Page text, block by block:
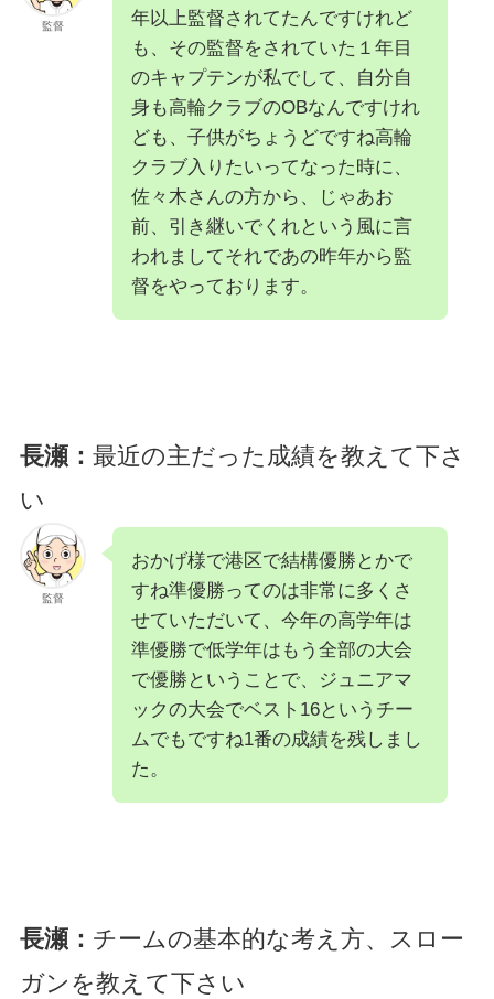
監督
年以上監督されてたんですけれど
も、その監督をされていた１年目
のキャプテンが私でして、自分自
身も高輪クラブのOBなんですけれ
ども、子供がちょうどですね高輪
クラブ入りたいってなった時に、
佐々木さんの方から、じゃあお
前、引き継いでくれという風に言
われましてそれであの昨年から監
督をやっております。
長瀬： 最近の主だった成績を教えて下さ
い
監督
おかげ様で港区で結構優勝とかで
すね準優勝ってのは非常に多くさ
せていただいて、今年の高学年は
準優勝で低学年はもう全部の大会
で優勝ということで、ジュニアマ
ックの大会でベスト16というチー
ムでもですね1番の成績を残しまし
た。
長瀬： チームの基本的な考え方、スロー
ガンを教えて下さい